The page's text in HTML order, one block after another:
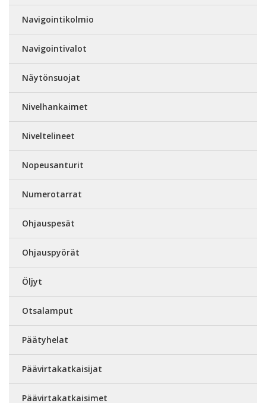
Navigointikolmio
Navigointivalot
Näytönsuojat
Nivelhankaimet
Niveltelineet
Nopeusanturit
Numerotarrat
Ohjauspesät
Ohjauspyörät
Öljyt
Otsalamput
Päätyhelat
Päävirtakatkaisijat
Päävirtakatkaisimet